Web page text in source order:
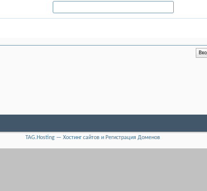
TAG.Hosting — Хостинг сайтов и Регистрация Доменов